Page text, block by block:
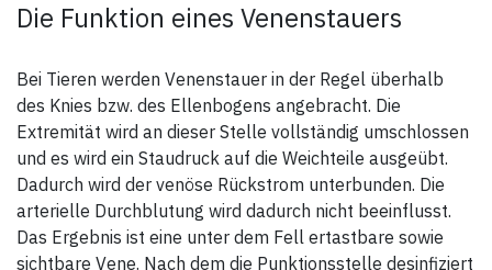
Die Funktion eines Venenstauers
Bei Tieren werden Venenstauer in der Regel überhalb
des Knies bzw. des Ellenbogens angebracht. Die
Extremität wird an dieser Stelle vollständig umschlossen
und es wird ein Staudruck auf die Weichteile ausgeübt.
Dadurch wird der venöse Rückstrom unterbunden. Die
arterielle Durchblutung wird dadurch nicht beeinflusst.
Das Ergebnis ist eine unter dem Fell ertastbare sowie
sichtbare Vene. Nach dem die Punktionsstelle desinfiziert